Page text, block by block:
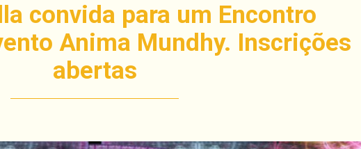
convida para um Encontro
Anima Mundhy. Inscrições
abertas